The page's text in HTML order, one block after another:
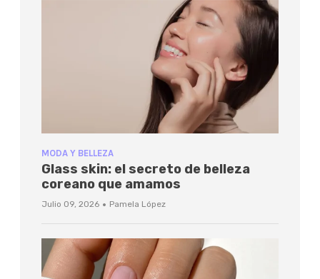
MODA Y BELLEZA
Glass skin: el secreto de belleza
coreano que amamos
Julio 09, 2026 · Pamela López